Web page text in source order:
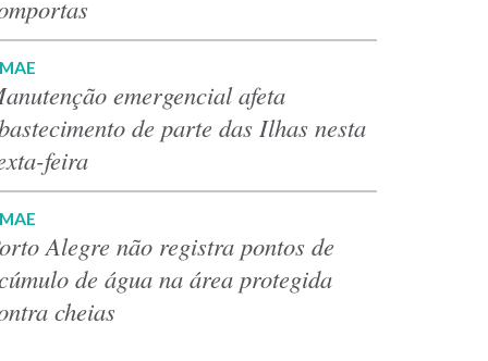
emergencial afeta
de parte das Ilhas nesta
feira
Alegre não registra pontos de
de água na área protegida
cheias